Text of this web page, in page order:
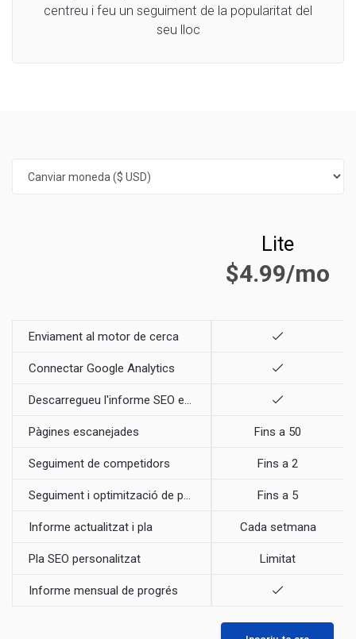
centreu i feu un seguiment de la popularitat del
seu lloc
Enviament al motor de cerca
Connectar Google Analytics
Descarregueu l'informe SEO en PDF
Pàgines escanejades
Seguiment de competidors
Seguiment i optimització de paraules clau
Informe actualitzat i pla
Pla SEO personalitzat
Informe mensual de progrés
Lite
$4.99/mo
Fins a 50
Fins a 2
Fins a 5
Cada setmana
Limitat